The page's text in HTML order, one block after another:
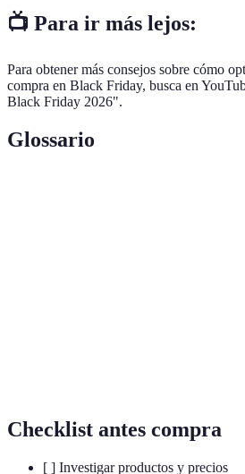
📺 Para ir más lejos:
Para obtener más consejos sobre cómo
compra en Black Friday, busca en
Black Friday 2026".
Glossario
Checklist antes compra
[ ] Investigar productos y precios